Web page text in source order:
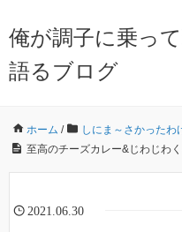
俺が調子に乗っ
語るブログ
ホーム / しにま～さかったわ
至高のチーズカレー&じわじわ
2021.06.30